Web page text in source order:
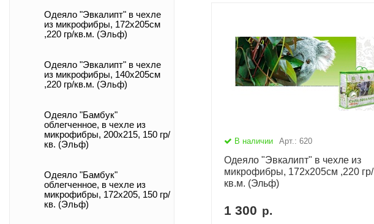
Одеяло "Эвкалипт" в чехле
из микрофибры, 172х205см
,220 гр/кв.м. (Эльф)
Одеяло "Эвкалипт" в чехле
из микрофибры, 140х205см
,220 гр/кв.м. (Эльф)
Одеяло "Бамбук"
облегченное, в чехле из
микрофибры, 200х215, 150 гр/
кв. (Эльф)
Одеяло "Бамбук"
облегченное, в чехле из
микрофибры, 172х205, 150 гр/
кв. (Эльф)
В наличии Арт.: 620
Одеяло "Эвкалипт" в чехле из
микрофибры, 172х205см ,220 гр/
кв.м. (Эльф)
1 300 р.